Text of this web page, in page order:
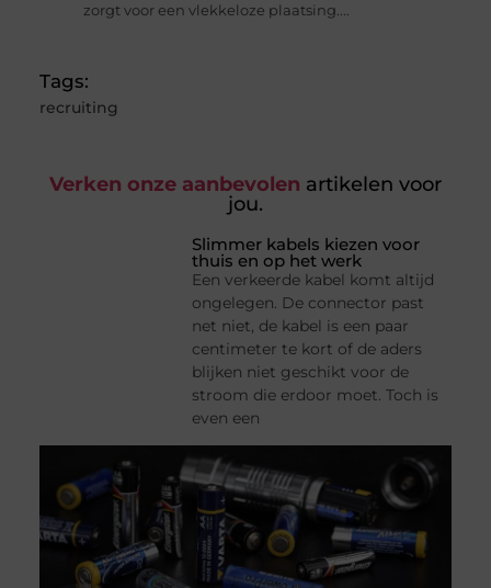
zorgt voor een vlekkeloze plaatsing....
Tags:
recruiting
Verken onze aanbevolen artikelen voor
jou.
Slimmer kabels kiezen voor
thuis en op het werk
Een verkeerde kabel komt altijd
ongelegen. De connector past
net niet, de kabel is een paar
centimeter te kort of de aders
blijken niet geschikt voor de
stroom die erdoor moet. Toch is
even een